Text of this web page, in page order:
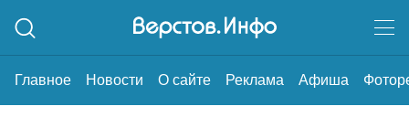
Главное Новости О сайте Реклама Афиша